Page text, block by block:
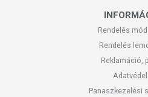
Rendelés
Rendelés
Reklamáció,
Panaszkezelési